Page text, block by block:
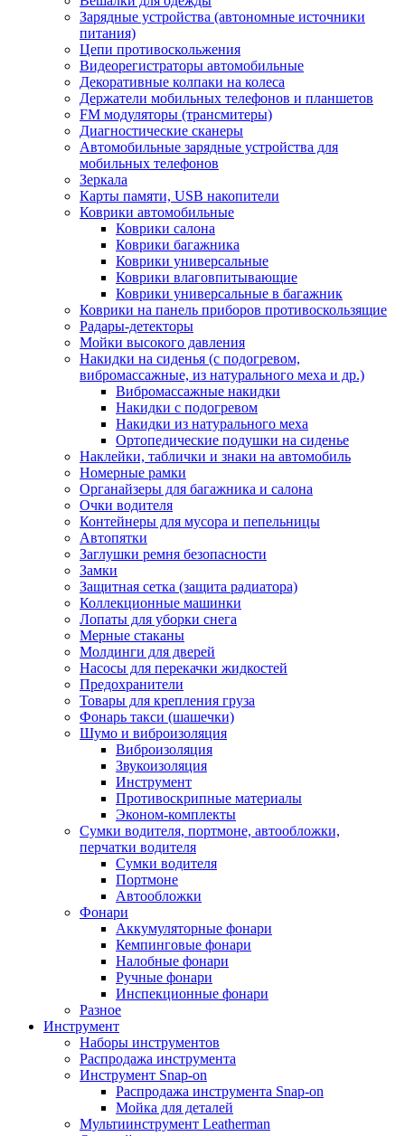
Зарядные устройства (автономные источники
питания)
Цепи противоскольжения
Видеорегистраторы автомобильные
Декоративные колпаки на колеса
Держатели мобильных телефонов и планшетов
FM модуляторы (трансмитеры)
Диагностические сканеры
Автомобильные зарядные устройства для
мобильных телефонов
Зеркала
Карты памяти, USB накопители
Коврики автомобильные
Коврики салона
Коврики багажника
Коврики универсальные
Коврики влаговпитывающие
Коврики универсальные в багажник
Коврики на панель приборов противоскользящие
Радары-детекторы
Мойки высокого давления
Накидки на сиденья (с подогревом,
вибромассажные, из натурального меха и др.)
Вибромассажные накидки
Накидки с подогревом
Накидки из натурального меха
Ортопедические подушки на сиденье
Наклейки, таблички и знаки на автомобиль
Номерные рамки
Органайзеры для багажника и салона
Очки водителя
Контейнеры для мусора и пепельницы
Автопятки
Заглушки ремня безопасности
Замки
Защитная сетка (защита радиатора)
Коллекционные машинки
Лопаты для уборки снега
Мерные стаканы
Молдинги для дверей
Насосы для перекачки жидкостей
Предохранители
Товары для крепления груза
Фонарь такси (шашечки)
Шумо и виброизоляция
Виброизоляция
Звукоизоляция
Инструмент
Противоскрипные материалы
Эконом-комплекты
Сумки водителя, портмоне, автообложки,
перчатки водителя
Cумки водителя
Портмоне
Автообложки
Фонари
Аккумуляторные фонари
Кемпинговые фонари
Налобные фонари
Ручные фонари
Инспекционные фонари
Разное
Инструмент
Наборы инструментов
Распродажа инструмента
Инструмент Snap-on
Распродажа инструмента Snap-on
Мойка для деталей
Мультиинструмент Leatherman